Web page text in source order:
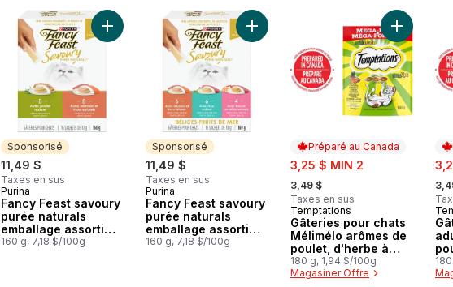
Sponsorisé
11,49 $
Taxes en sus
Sponsorisé
Purina
Fancy Feast savoury
purée naturals
emballage assorti
meilleurs vendeurs,
160 g, 7,18 $/100g
Ajouter Fancy Feast savoury purée naturals emballage assorti
Sponsorisé
11,49 $
Taxes en sus
Sponsorisé
Purina
Fancy Feast savoury
purée naturals
emballage assorti
favoris aux fruits de
160 g, 7,18 $/100g
Ajouter Fancy Feast savoury purée
Préparé au Canada
sale:
3,25 $ MIN 2
, formerly:
3,49 $
Taxes en sus
Préparé au Canada
Temptations
Gâteries pour chats
Mélimélo arômes de
poulet, d'herbe à
chat et de cheddar
180 g, 1,94 $/100g
Magasiner Offre
Ajouter
,